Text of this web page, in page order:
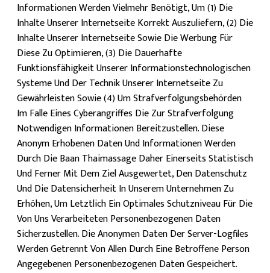
Informationen Werden Vielmehr Benötigt, Um (1) Die
Inhalte Unserer Internetseite Korrekt Auszuliefern, (2) Die
Inhalte Unserer Internetseite Sowie Die Werbung Für
Diese Zu Optimieren, (3) Die Dauerhafte
Funktionsfähigkeit Unserer Informationstechnologischen
Systeme Und Der Technik Unserer Internetseite Zu
Gewährleisten Sowie (4) Um Strafverfolgungsbehörden
Im Falle Eines Cyberangriffes Die Zur Strafverfolgung
Notwendigen Informationen Bereitzustellen. Diese
Anonym Erhobenen Daten Und Informationen Werden
Durch Die Baan Thaimassage Daher Einerseits Statistisch
Und Ferner Mit Dem Ziel Ausgewertet, Den Datenschutz
Und Die Datensicherheit In Unserem Unternehmen Zu
Erhöhen, Um Letztlich Ein Optimales Schutzniveau Für Die
Von Uns Verarbeiteten Personenbezogenen Daten
Sicherzustellen. Die Anonymen Daten Der Server-Logfiles
Werden Getrennt Von Allen Durch Eine Betroffene Person
Angegebenen Personenbezogenen Daten Gespeichert.